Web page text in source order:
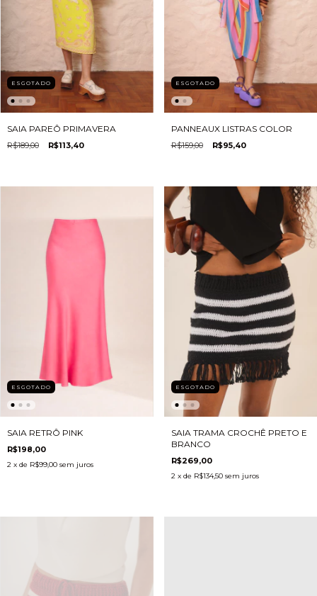
ESGOTADO
SAIA PAREÔ PRIMAVERA
R$189,00 R$113,40
ESGOTADO
PANNEAUX LISTRAS COLOR
R$159,00 R$95,40
ESGOTADO
SAIA RETRÔ PINK
R$198,00
2 x de R$99,00 sem juros
ESGOTADO
SAIA TRAMA CROCHÊ PRETO E
BRANCO
R$269,00
2 x de R$134,50 sem juros